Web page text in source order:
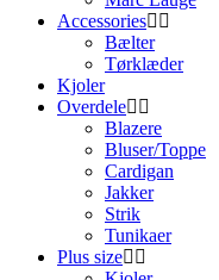
Accessories
Bælter
Tørklæder
Kjoler
Overdele
Blazere
Bluser/Toppe
Cardigan
Jakker
Strik
Tunikaer
Plus size